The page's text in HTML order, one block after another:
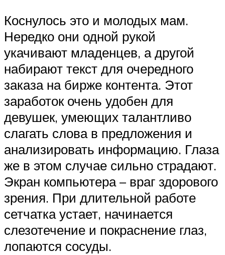
Коснулось это и молодых мам.
Нередко они одной рукой
укачивают младенцев, а другой
набирают текст для очередного
заказа на бирже контента. Этот
заработок очень удобен для
девушек, умеющих талантливо
слагать слова в предложения и
анализировать информацию. Глаза
же в этом случае сильно страдают.
Экран компьютера – враг здорового
зрения. При длительной работе
сетчатка устает, начинается
слезотечение и покраснение глаз,
лопаются сосуды.